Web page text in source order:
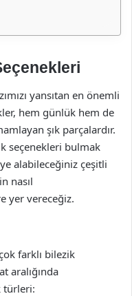
yansıtan en önemli
hem günlük hem de
şık parçalardır.
seçenekleri bulmak
alabileceğiniz çeşitli
nasıl
yer vereceğiz.
farklı bilezik
aralığında
türleri: